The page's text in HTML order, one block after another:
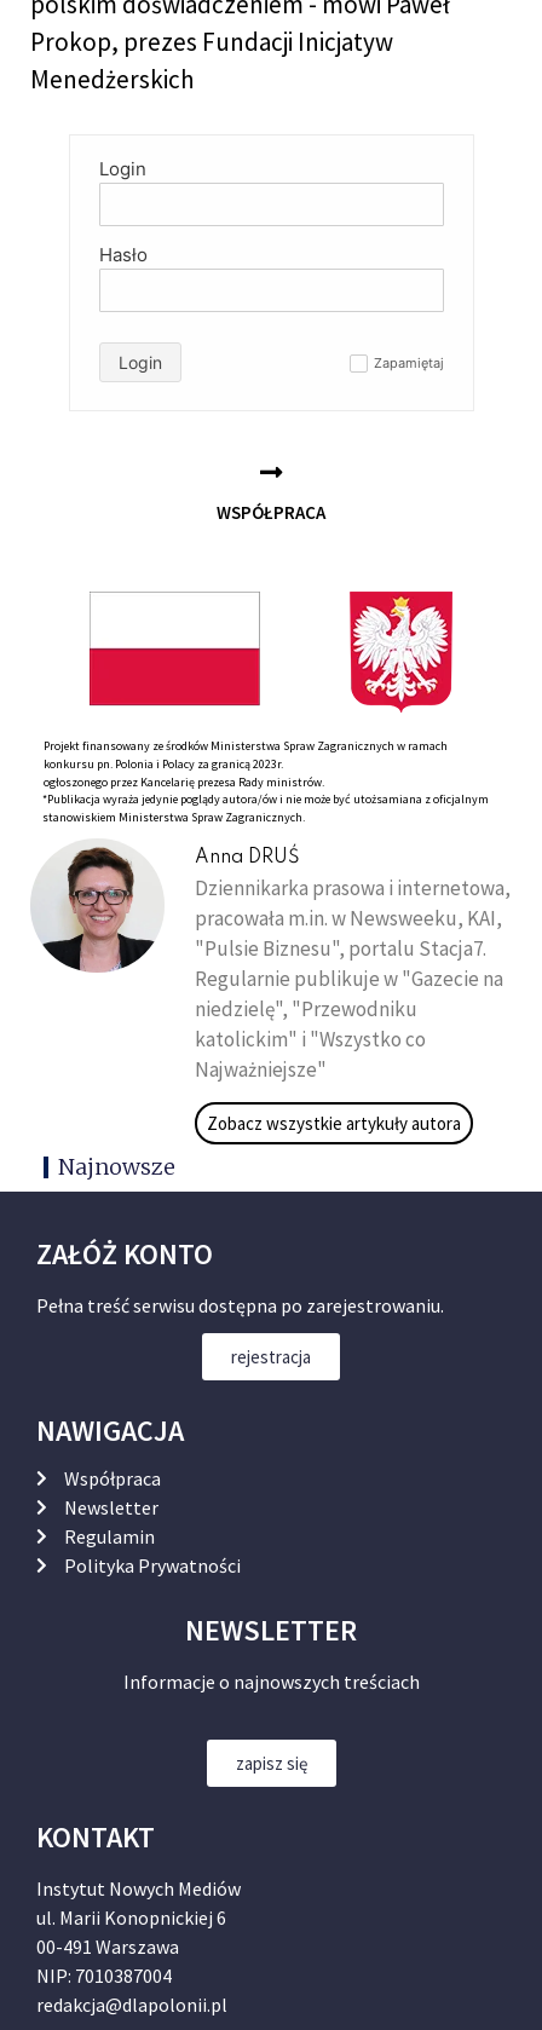
Prokop, prezes Fundacji Inicjatyw
Menedżerskich
Login
Hasło
Zapamiętaj
Login
WSPÓŁPRACA
Projekt finansowany ze środków Ministerstwa Spraw Zagranicznych w ramach
konkursu pn. Polonia i Polacy za granicą 2023r.
ogłoszonego przez Kancelarię prezesa Rady ministrów.
*Publikacja wyraża jedynie poglądy autora/ów i nie może być utożsamiana z oficjalnym
stanowiskiem Ministerstwa Spraw Zagranicznych.
Anna DRUŚ
Dziennikarka prasowa i internetowa,
pracowała m.in. w Newsweeku, KAI,
"Pulsie Biznesu", portalu Stacja7.
Regularnie publikuje w "Gazecie na
niedzielę", "Przewodniku
katolickim" i "Wszystko co
Najważniejsze"
Zobacz wszystkie artykuły autora
Najnowsze
ZAŁÓŻ KONTO
Pełna treść serwisu dostępna po zarejestrowaniu.
rejestracja
NAWIGACJA
Współpraca
Newsletter
Regulamin
Polityka Prywatności
NEWSLETTER
Informacje o najnowszych treściach
zapisz się
KONTAKT
Instytut Nowych Mediów
ul. Marii Konopnickiej 6
00-491 Warszawa
NIP: 7010387004
redakcja@dlapolonii.pl